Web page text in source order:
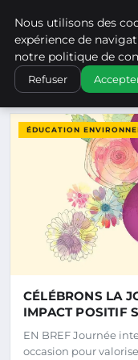
DERNIERS ARTICLES
ÉDUCATION
CÉLÉBRONS LA
IMPACT POSITIF
EN BREF Journée
occasion pour
Nous utilisons des
expérience de
notre politique de
Refuser